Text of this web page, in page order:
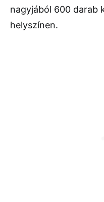
nagyjából 600 darab
helyszínen.